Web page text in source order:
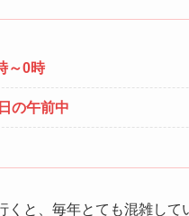
～0時
の午前中